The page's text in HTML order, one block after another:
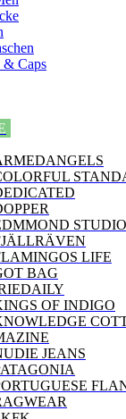
& Caps
LIFE
BAG
OF INDIGO
JEANS